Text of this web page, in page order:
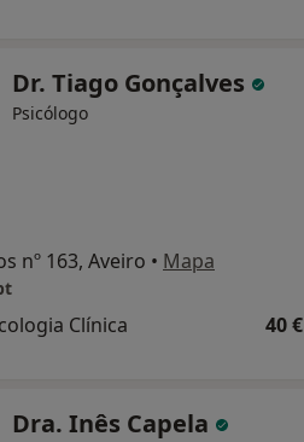
Dr. Tiago Gonçalves
Psicólogo
nº 163, Aveiro • Mapa
Clínica 40 €
Dra. Inês Capela